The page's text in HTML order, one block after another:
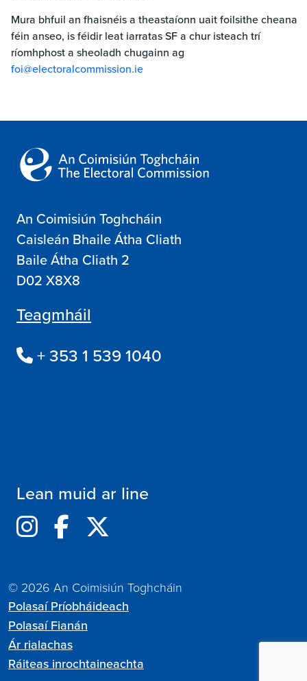
Mura bhfuil an fhaisnéis a theastaíonn uait foilsithe cheana
féin anseo, is féidir leat iarratas SF a chur isteach trí
ríomhphost a sheoladh chugainn ag
foi@electoralcommission.ie
An Coimisiún Toghcháin
Caisleán Bhaile Átha Cliath
Baile Átha Cliath 2
D02 X8X8
Teagmháil
+ 353 1 539 1040
Lean muid ar line
© 2026 An Coimisiún Toghcháin
Polasaí Príobháideach
Polasaí Fianán
Ár rialachas
Ráiteas inrochtaineachta